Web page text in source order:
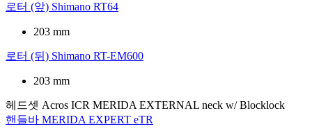
로터 (앞) Shimano RT64
203 mm
로터 (뒤) Shimano RT-EM600
203 mm
헤드셋 Acros ICR MERIDA EXTERNAL neck w/ Blocklock
핸들바 MERIDA EXPERT eTR